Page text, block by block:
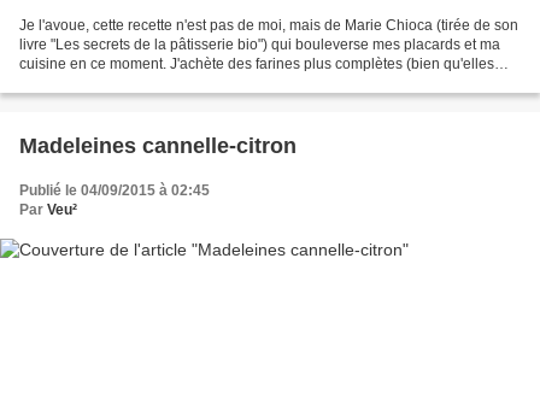
Je l'avoue, cette recette n'est pas de moi, mais de Marie Chioca (tirée de son
livre "Les secrets de la pâtisserie bio") qui bouleverse mes placards et ma
cuisine en ce moment. J'achète des farines plus complètes (bien qu'elles
Madeleines cannelle-citron
Publié le 04/09/2015 à 02:45
Par Veu²